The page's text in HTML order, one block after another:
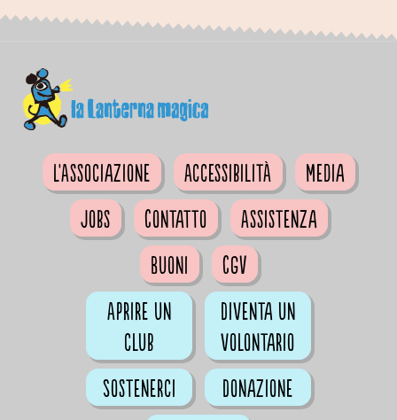
L'Associazione Accessibilità
Media
Jobs
Contatto
Assistenza
Buoni
CGV
Aprire un
club
Diventa un
volontario
Sostenerci
Donazione